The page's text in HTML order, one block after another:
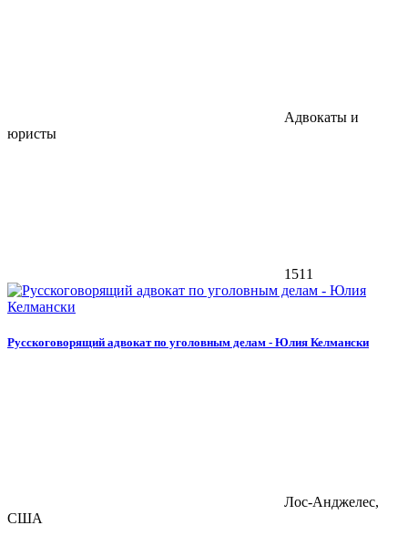
Адвокаты и
юристы
1511
Русскоговорящий адвокат по уголовным делам - Юлия Келмански
Лос-Анджелес,
США